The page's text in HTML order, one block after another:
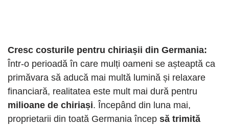
Cresc costurile pentru chiriașii din Germania:
Într-o perioadă în care mulți oameni se așteaptă ca
primăvara să aducă mai multă lumină și relaxare
financiară, realitatea este mult mai dură pentru
milioane de chiriași. Începând din luna mai,
proprietarii din toată Germania încep să trimită